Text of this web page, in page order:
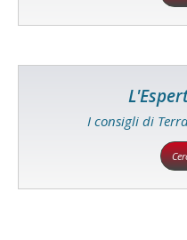
I consigli di